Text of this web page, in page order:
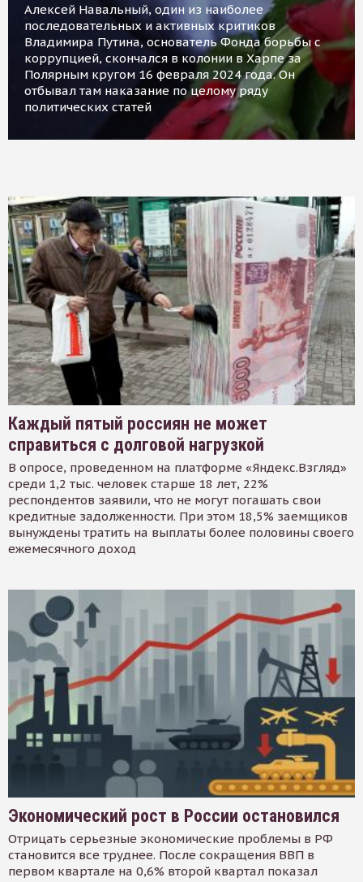
Алексей Навальный, один из наиболее
последовательных и активных критиков
Владимира Путина, основатель Фонда борьбы с
коррупцией, скончался в колонии в Харпе за
Полярным кругом 16 февраля 2024 года. Он
отбывал там наказание по целому ряду
политических статей
Каждый пятый россиян не может
справиться с долговой нагрузкой
В опросе, проведенном на платформе «Яндекс.Взгляд»
среди 1,2 тыс. человек старше 18 лет, 22%
респондентов заявили, что не могут погашать свои
кредитные задолженности. При этом 18,5% заемщиков
вынуждены тратить на выплаты более половины своего
ежемесячного доход
Экономический рост в России остановился
Отрицать серьезные экономические проблемы в РФ
становится все труднее. После сокращения ВВП в
первом квартале на 0,6% второй квартал показал